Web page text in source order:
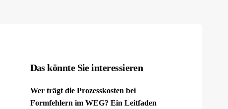
Das könnte Sie interessieren
Wer trägt die Prozesskosten bei
Formfehlern im WEG? Ein Leitfaden